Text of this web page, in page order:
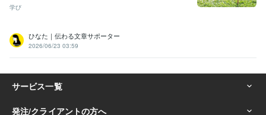
学び
ひなた｜伝わる文章サポーター
2026/06/23 03:59